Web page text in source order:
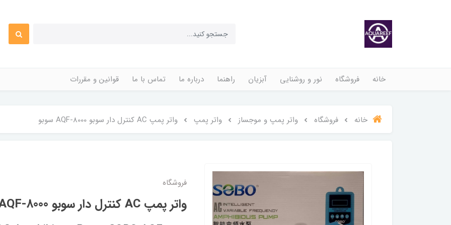
خانه فروشگاه نور و روشنایی آبزیان راهنما درباره ما تماس با ما قوانین و مقررات
خانه فروشگاه واتر پمپ و موجساز واتر پمپ واتر پمپ AC کنترل دار سوبو AQF-8000 سوبو
فروشگاه
واتر پمپ AC کنترل دار سوبو AQF-8000 سوبو